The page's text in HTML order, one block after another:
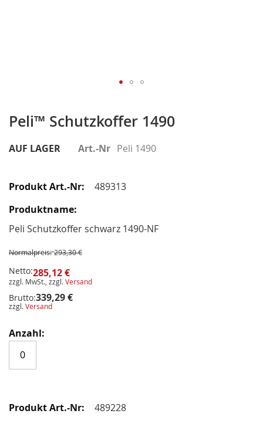
Peli™ Schutzkoffer 1490
AUF LAGER Art.-Nr Peli 1490
Produkte
Artikel
489313
Peli Schutzkoffer schwarz 1490-NF
Normalpreis: 293,30 €
Netto:285,12 €
zzgl. MwSt., zzgl.Versand
Brutto:339,29 €
zzgl.Versand
489228
Anfang
der
Bildergalerie